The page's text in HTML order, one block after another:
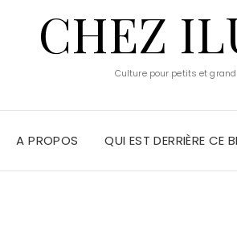
CHEZ
Culture pour petits et
A PROPOS QUI EST DERRIÈRE CE